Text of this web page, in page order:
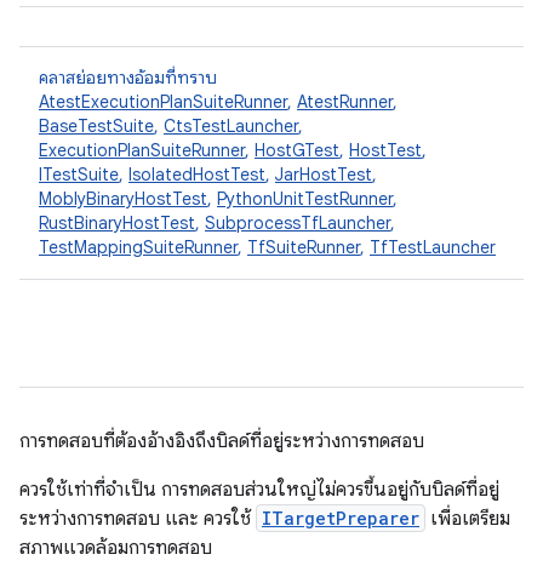
คลาสย่อยทางอ้อมที่ทราบ
AtestExecutionPlanSuiteRunner, AtestRunner,
BaseTestSuite, CtsTestLauncher,
ExecutionPlanSuiteRunner, HostGTest, HostTest,
ITestSuite, IsolatedHostTest, JarHostTest,
MoblyBinaryHostTest, PythonUnitTestRunner,
RustBinaryHostTest, SubprocessTfLauncher,
TestMappingSuiteRunner, TfSuiteRunner, TfTestLauncher
การทดสอบที่ต้องอ้างอิงถึงบิลด์ที่อยู่ระหว่างการทดสอบ
ควรใช้เท่าที่จำเป็น การทดสอบส่วนใหญ่ไม่ควรขึ้นอยู่กับบิลด์ที่อยู่
ระหว่างการทดสอบ และ ควรใช้ ITargetPreparer เพื่อเตรียม
สภาพแวดล้อมการทดสอบ